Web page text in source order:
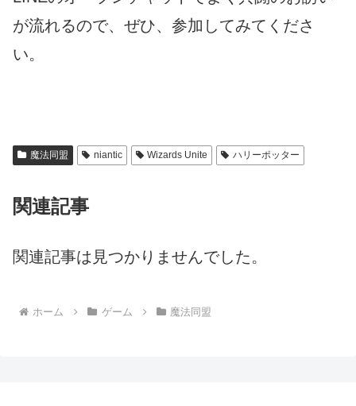
が流れるので、ぜひ、参加してみてくださ
い。
魔法同盟 niantic Wizards Unite ハリーポッター
関連記事
関連記事は見つかりませんでした。
ホーム ゲーム 魔法同盟